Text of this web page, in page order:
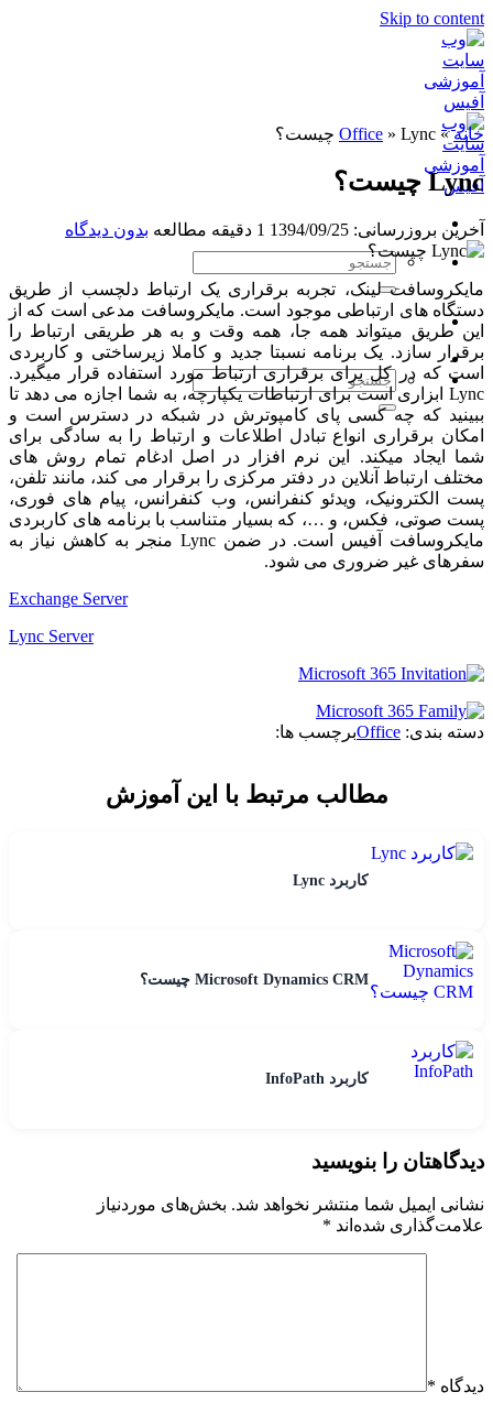
Skip to content
خانه»
Office » Lync چیست؟
Lync چیست؟
آخرین بروزرسانی: 1394/09/25 1 دقیقه مطالعه بدون دیدگاه
مایکروسافت لینک، تجربه برقراری یک ارتباط دلچسب از طریق
دستگاه های ارتباطی موجود است. مایکروسافت مدعی است که از
این طریق میتواند همه جا، همه وقت و به هر طریقی ارتباط را
برقرار سازد. یک برنامه نسبتا جدید و کاملا زیرساختی و کاربردی
است که در کل برای برقراری ارتباط مورد استفاده قرار میگیرد.
Lync ابزاری است برای ارتباطات یکپارچه، به شما اجازه می دهد تا
ببینید که چه کسی پای کامپوترش در شبکه در دسترس است و
امکان برقراری انواع تبادل اطلاعات و ارتباط را به سادگی برای
شما ایجاد میکند. این نرم افزار در اصل ادغام تمام روش های
مختلف ارتباط آنلاین در دفتر مرکزی را برقرار می کند، مانند تلفن،
پست الکترونیک، ویدئو کنفرانس، وب کنفرانس، پیام های فوری،
پست صوتی، فکس، و …، که بسیار متناسب با برنامه های کاربردی
مایکروسافت آفیس است. در ضمن Lync منجر به کاهش نیاز به
سفرهای غیر ضروری می شود.
Exchange Server
Lync Server
دسته بندی: Officeبرچسب ها:
مطالب مرتبط با این آموزش
کاربرد Lync
Microsoft Dynamics CRM چیست؟
کاربرد InfoPath
دیدگاهتان را بنویسید
نشانی ایمیل شما منتشر نخواهد شد. بخش‌های موردنیاز
علامت‌گذاری شده‌اند *
دیدگاه *